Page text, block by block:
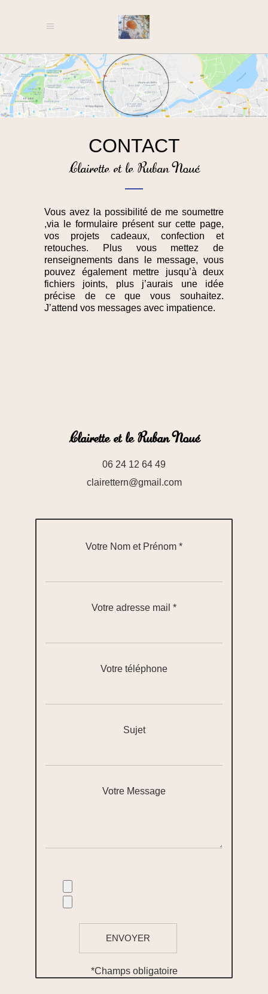
CONTACT
Clairette et le Ruban Noué
Vous avez la possibilité de me soumettre
,via le formulaire présent sur cette page,
vos projets cadeaux, confection et
retouches. Plus vous mettez de
renseignements dans le message, vous
pouvez également mettre jusqu’à deux
fichiers joints, plus j’aurais une idée
précise de ce que vous souhaitez.
J’attend vos messages avec impatience.
Clairette et le Ruban Noué
06 24 12 64 49
clairettern@gmail.com
Votre Nom et Prénom *
Votre adresse mail *
Votre téléphone
Sujet
Votre Message
*Champs obligatoire